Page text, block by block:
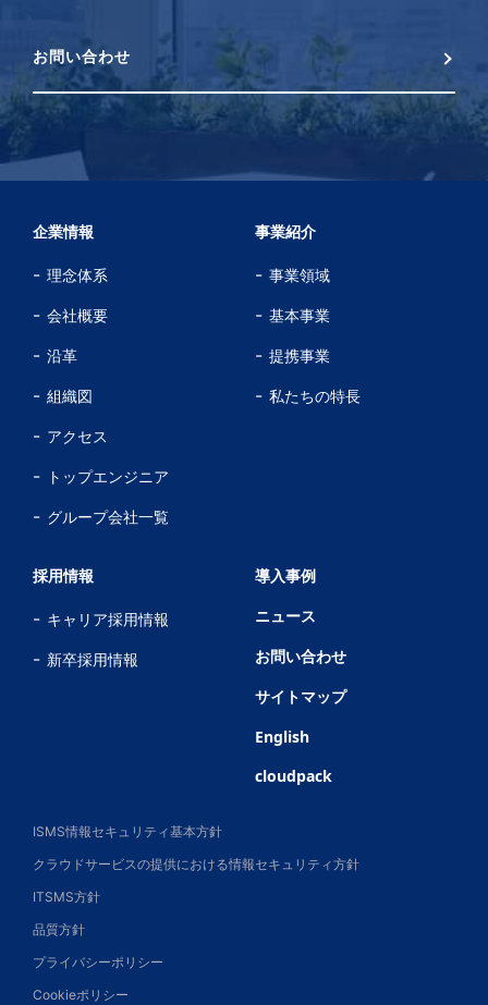
お問い合わせ
企業情報
理念体系
会社概要
沿革
組織図
アクセス
トップエンジニア
グループ会社一覧
事業紹介
事業領域
基本事業
提携事業
私たちの特長
採用情報
キャリア採用情報
新卒採用情報
導入事例
ニュース
お問い合わせ
サイトマップ
English
cloudpack
ISMS情報セキュリティ基本方針
クラウドサービスの提供における情報セキュリティ方針
ITSMS方針
品質方針
プライバシーポリシー
Cookieポリシー